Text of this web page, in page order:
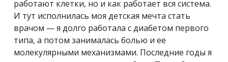
работают клетки, но и как работает вся система.
И тут исполнилась моя детская мечта стать
врачом — я долго работала с диабетом первого
типа, а потом занималась болью и ее
молекулярными механизмами. Последние годы я